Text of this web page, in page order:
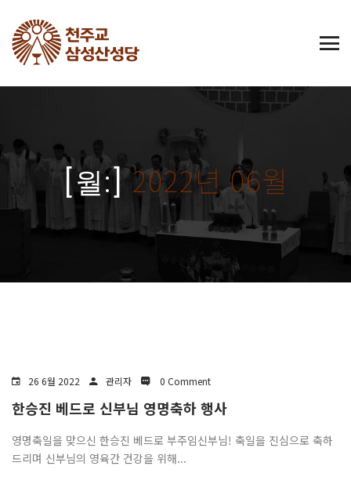
[월:]2022년 06월
26 6월 2022 관리자 0 Comment
한승진 베드로 신부님 영명축하 행사
영명축일을 맞으신 한승진 베드로 부주임신부님! 축일을 진심으로 축하
드리며 신부님의 영육간 건강을 위해...